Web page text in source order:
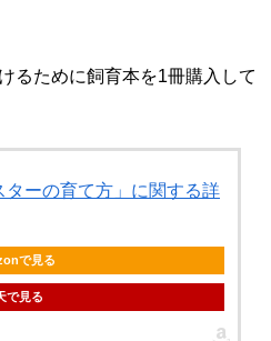
るために飼育本を1冊購入して
ーの育て方」に関する詳
で見る
で見る